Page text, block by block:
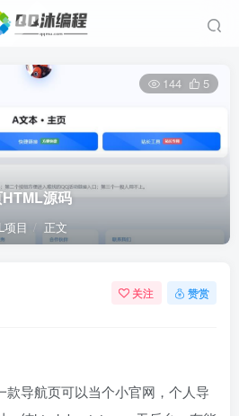
源码
项目 正文
144 5
关注 赞赏
款导航页可以当个小官网，个人导